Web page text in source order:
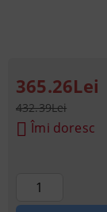
365.26Lei
432.39Lei
Îmi doresc